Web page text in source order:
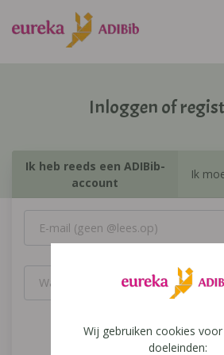
Inloggen of
Ik heb reeds een ADIBib-
account
Ik
Inloggen
Wij gebruiken cookies
doeleinden: